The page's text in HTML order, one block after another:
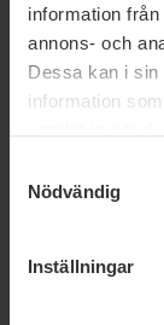
information
annons- och
Dessa kan i sin
information
Nödvändig
Inställningar
och
roll. Om
ska
eller till och
ofta nyfikna
kapabel,
med andra.